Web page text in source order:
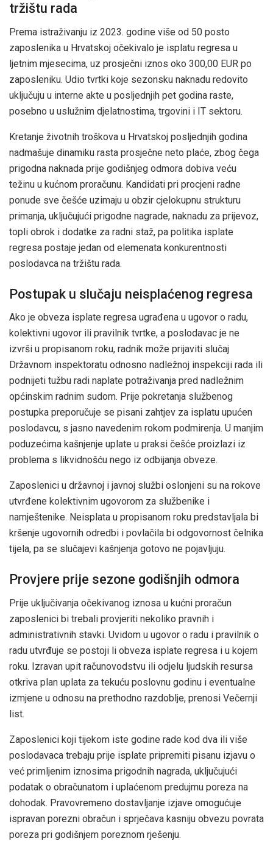
tržištu rada
Prema istraživanju iz 2023. godine više od 50 posto
zaposlenika u Hrvatskoj očekivalo je isplatu regresa u
ljetnim mjesecima, uz prosječni iznos oko 300,00 EUR po
zaposleniku. Udio tvrtki koje sezonsku naknadu redovito
uključuju u interne akte u posljednjih pet godina raste,
posebno u uslužnim djelatnostima, trgovini i IT sektoru.
Kretanje životnih troškova u Hrvatskoj posljednjih godina
nadmašuje dinamiku rasta prosječne neto plaće, zbog čega
prigodna naknada prije godišnjeg odmora dobiva veću
težinu u kućnom proračunu. Kandidati pri procjeni radne
ponude sve češće uzimaju u obzir cjelokupnu strukturu
primanja, uključujući prigodne nagrade, naknadu za prijevoz,
topli obrok i dodatke za radni staž, pa politika isplate
regresa postaje jedan od elemenata konkurentnosti
poslodavca na tržištu rada.
Postupak u slučaju neisplaćenog regresa
Ako je obveza isplate regresa ugrađena u ugovor o radu,
kolektivni ugovor ili pravilnik tvrtke, a poslodavac je ne
izvrši u propisanom roku, radnik može prijaviti slučaj
Državnom inspektoratu odnosno nadležnoj inspekciji rada ili
podnijeti tužbu radi naplate potraživanja pred nadležnim
općinskim radnim sudom. Prije pokretanja službenog
postupka preporučuje se pisani zahtjev za isplatu upućen
poslodavcu, s jasno navedenim rokom podmirenja. U manjim
poduzećima kašnjenje uplate u praksi češće proizlazi iz
problema s likvidnošću nego iz odbijanja obveze.
Zaposlenici u državnoj i javnoj službi oslonjeni su na rokove
utvrđene kolektivnim ugovorom za službenike i
namještenike. Neisplata u propisanom roku predstavljala bi
kršenje ugovornih odredbi i povlačila bi odgovornost čelnika
tijela, pa se slučajevi kašnjenja gotovo ne pojavljuju.
Provjere prije sezone godišnjih odmora
Prije uključivanja očekivanog iznosa u kućni proračun
zaposlenici bi trebali provjeriti nekoliko pravnih i
administrativnih stavki. Uvidom u ugovor o radu i pravilnik o
radu utvrđuje se postoji li obveza isplate regresa i u kojem
roku. Izravan upit računovodstvu ili odjelu ljudskih resursa
otkriva plan uplata za tekuću poslovnu godinu i eventualne
izmjene u odnosu na prethodno razdoblje, prenosi Večernji
list.
Zaposlenici koji tijekom iste godine rade kod dva ili više
poslodavaca trebaju prije isplate pripremiti pisanu izjavu o
već primljenim iznosima prigodnih nagrada, uključujući
podatak o obračunatom i uplaćenom predujmu poreza na
dohodak. Pravovremeno dostavljanje izjave omogućuje
ispravan porezni obračun i sprječava kasniju obvezu povrata
poreza pri godišnjem poreznom rješenju.